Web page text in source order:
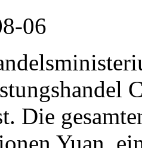
06
Die
Yuan,